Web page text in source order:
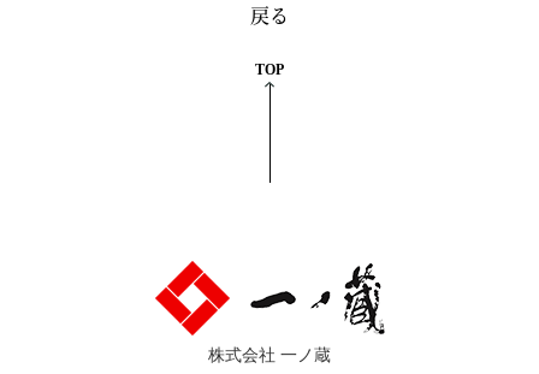
戻る
TOP
株式会社 一ノ蔵